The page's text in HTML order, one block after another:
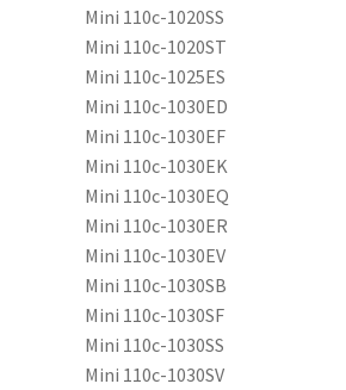
Mini 110c-1020SS
Mini 110c-1020ST
Mini 110c-1025ES
Mini 110c-1030ED
Mini 110c-1030EF
Mini 110c-1030EK
Mini 110c-1030EQ
Mini 110c-1030ER
Mini 110c-1030EV
Mini 110c-1030SB
Mini 110c-1030SF
Mini 110c-1030SS
Mini 110c-1030SV